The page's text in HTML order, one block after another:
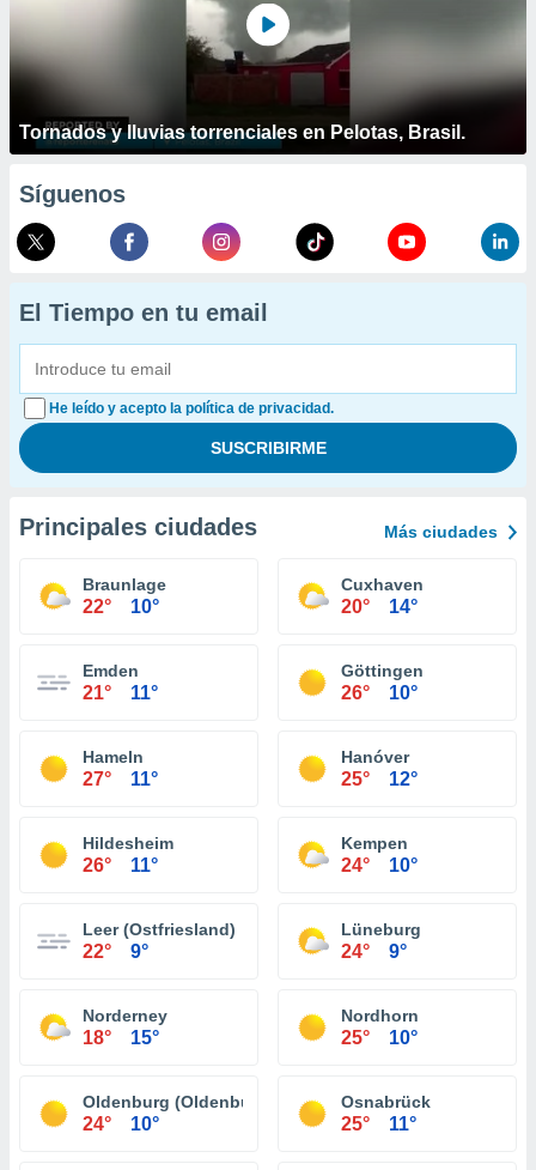
Tornados y lluvias torrenciales en Pelotas, Brasil.
Síguenos
El Tiempo en tu email
He leído y acepto la política de privacidad.
Principales ciudades Más ciudades
Braunlage
22° 10°
Cuxhaven
20° 14°
Emden
21° 11°
Göttingen
26° 10°
Hameln
27° 11°
Hanóver
25° 12°
Hildesheim
26° 11°
Kempen
24° 10°
Leer (Ostfriesland)
22° 9°
Lüneburg
24° 9°
Norderney
18° 15°
Nordhorn
25° 10°
Oldenburg (Oldenburg)
24° 10°
Osnabrück
25° 11°